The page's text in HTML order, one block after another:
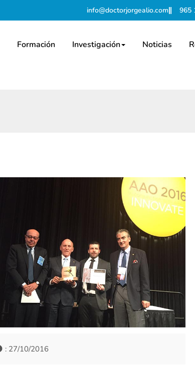
info@doctorjorgealio.com 965
Formación Investigación Noticias
: 27/10/2016